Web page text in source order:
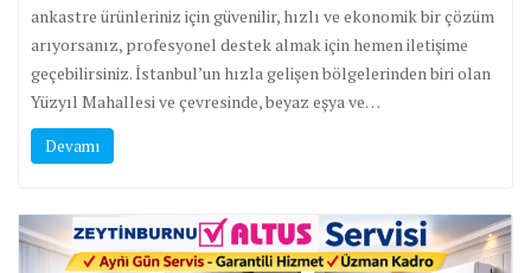
ankastre ürünleriniz için güvenilir, hızlı ve ekonomik bir çözüm
arıyorsanız, profesyonel destek almak için hemen iletişime
geçebilirsiniz. İstanbul’un hızla gelişen bölgelerinden biri olan
Yüzyıl Mahallesi ve çevresinde, beyaz eşya ve…
Devamı